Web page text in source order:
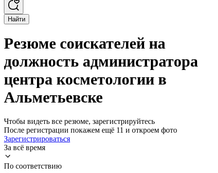
Найти
Резюме соискателей на
должность администратора
центра косметологии в
Альметьевске
Чтобы видеть все резюме, зарегистрируйтесь
После регистрации покажем ещё 11 и откроем фото
Зарегистрироваться
За всё время
По соответствию